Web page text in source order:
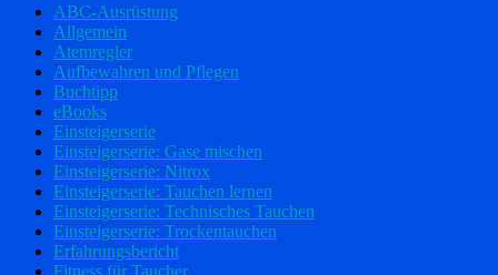
ABC-Ausrüstung
Allgemein
Atemregler
Aufbewahren und Pflegen
Buchtipp
eBooks
Einsteigerserie
Einsteigerserie: Gase mischen
Einsteigerserie: Nitrox
Einsteigerserie: Tauchen lernen
Einsteigerserie: Technisches Tauchen
Einsteigerserie: Trockentauchen
Erfahrungsbericht
Fitness für Taucher